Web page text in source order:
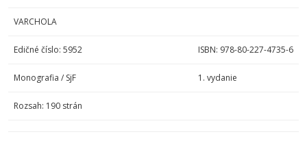
VARCHOLA
Edičné číslo: 5952 ISBN: 978-80-227-4735-6
Monografia / SjF 1. vydanie
Rozsah: 190 strán